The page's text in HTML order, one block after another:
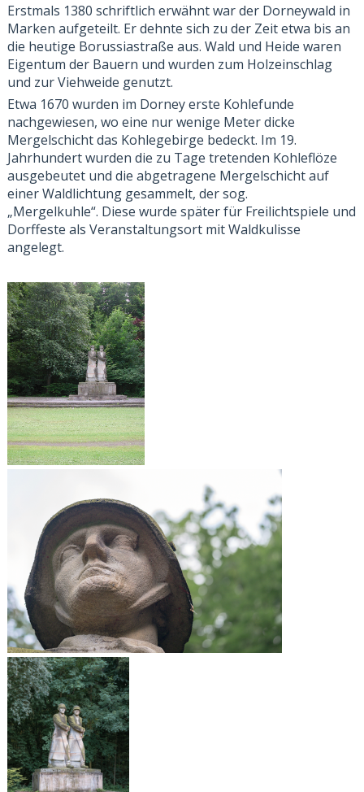
Erstmals 1380 schriftlich erwähnt war der Dorneywald in
Marken aufgeteilt. Er dehnte sich zu der Zeit etwa bis an
die heutige Borussiastraße aus. Wald und Heide waren
Eigentum der Bauern und wurden zum Holzeinschlag
und zur Viehweide genutzt.
Etwa 1670 wurden im Dorney erste Kohlefunde
nachgewiesen, wo eine nur wenige Meter dicke
Mergelschicht das Kohlegebirge bedeckt. Im 19.
Jahrhundert wurden die zu Tage tretenden Kohleflöze
ausgebeutet und die abgetragene Mergelschicht auf
einer Waldlichtung gesammelt, der sog.
„Mergelkuhle“. Diese wurde später für Freilichtspiele und
Dorffeste als Veranstaltungsort mit Waldkulisse
angelegt.